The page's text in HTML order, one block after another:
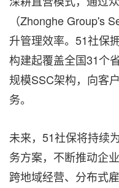
（Zhonghe Group's
升管理效率。51社保
构建起覆盖全国31个
规模SSC架构，向客
务。
未来，51社保将持续
务方案，不断推动企
跨地域经营、分布式